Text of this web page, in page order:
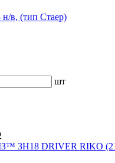
в, (тип Стаер)
шт
ЗН18 DRIVER RIKO